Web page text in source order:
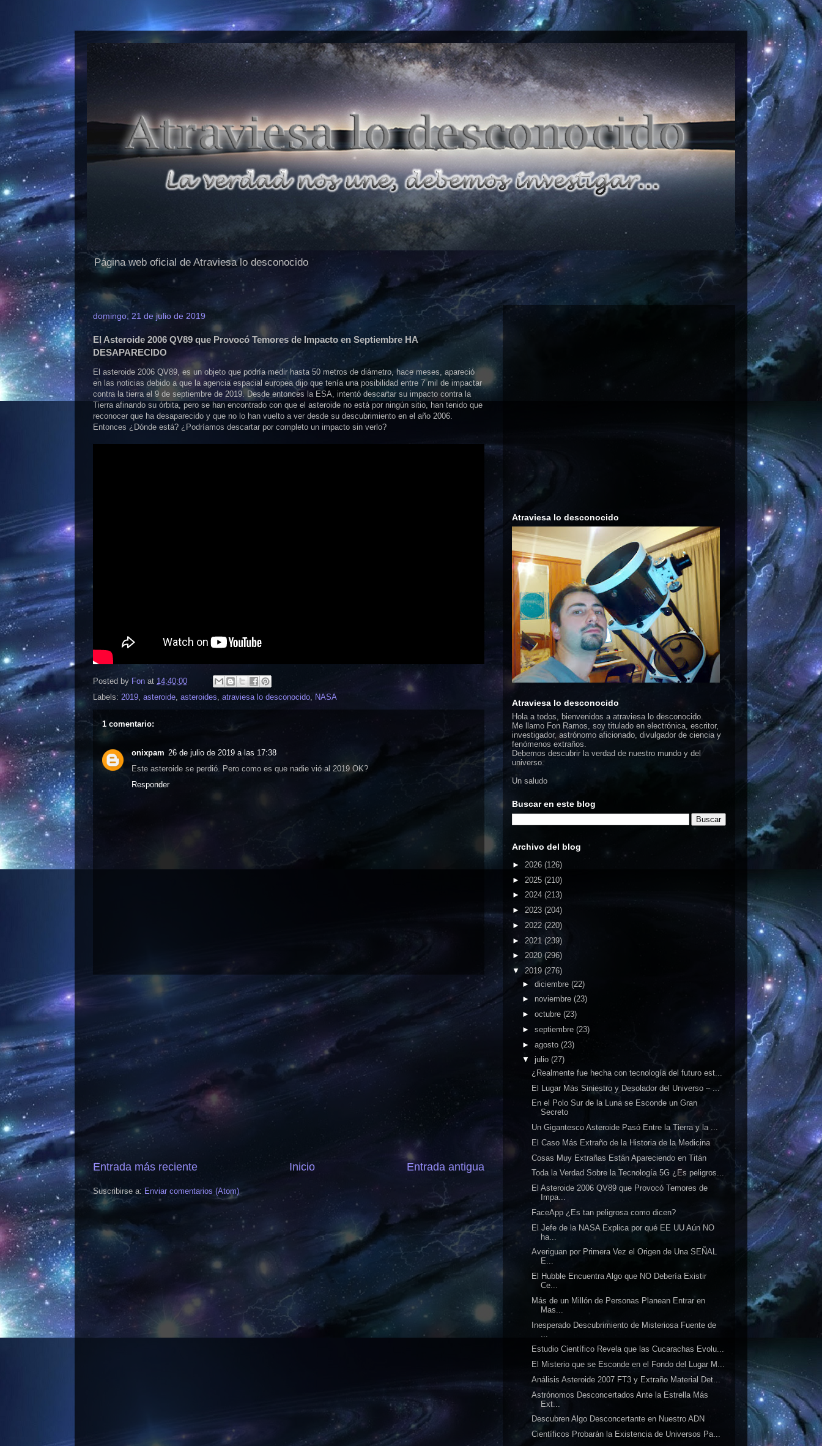
Página web oficial de Atraviesa lo desconocido
domingo, 21 de julio de 2019
El Asteroide 2006 QV89 que Provocó Temores de Impacto en Septiembre HA
DESAPARECIDO
El asteroide 2006 QV89, es un objeto que podría medir hasta 50 metros de diámetro, hace meses, apareció
en las noticias debido a que la agencia espacial europea dijo que tenía una posibilidad entre 7 mil de impactar
contra la tierra el 9 de septiembre de 2019. Desde entonces la ESA, intentó descartar su impacto contra la
Tierra afinando su órbita, pero se han encontrado con que el asteroide no está por ningún sitio, han tenido que
reconocer que ha desaparecido y que no lo han vuelto a ver desde su descubrimiento en el año 2006.
Entonces ¿Dónde está? ¿Podríamos descartar por completo un impacto sin verlo?
Posted by Fon at 14:40:00
Labels: 2019, asteroide, asteroides, atraviesa lo desconocido, NASA
1 comentario:
onixpam 26 de julio de 2019 a las 17:38
Este asteroide se perdió. Pero como es que nadie vió al 2019 OK?
Responder
Entrada más reciente Entrada antigua
Inicio
Suscribirse a: Enviar comentarios (Atom)
Atraviesa lo desconocido
Atraviesa lo desconocido
Hola a todos, bienvenidos a atraviesa lo desconocido.
Me llamo Fon Ramos, soy titulado en electrónica, escritor,
investigador, astrónomo aficionado, divulgador de ciencia y
fenómenos extraños.
Debemos descubrir la verdad de nuestro mundo y del
universo.
Un saludo
Buscar en este blog
Archivo del blog
► 2026 (126)
► 2025 (210)
► 2024 (213)
► 2023 (204)
► 2022 (220)
► 2021 (239)
► 2020 (296)
▼ 2019 (276)
► diciembre (22)
► noviembre (23)
► octubre (23)
► septiembre (23)
► agosto (23)
▼ julio (27)
¿Realmente fue hecha con tecnología del futuro est...
El Lugar Más Siniestro y Desolador del Universo – ...
En el Polo Sur de la Luna se Esconde un Gran
Secreto
Un Gigantesco Asteroide Pasó Entre la Tierra y la ...
El Caso Más Extraño de la Historia de la Medicina
Cosas Muy Extrañas Están Apareciendo en Titán
Toda la Verdad Sobre la Tecnología 5G ¿Es peligros...
El Asteroide 2006 QV89 que Provocó Temores de
Impa...
FaceApp ¿Es tan peligrosa como dicen?
El Jefe de la NASA Explica por qué EE UU Aún NO
ha...
Averiguan por Primera Vez el Origen de Una SEÑAL
E...
El Hubble Encuentra Algo que NO Debería Existir
Ce...
Más de un Millón de Personas Planean Entrar en
Mas...
Inesperado Descubrimiento de Misteriosa Fuente de
Estudio Científico Revela que las Cucarachas Evolu...
El Misterio que se Esconde en el Fondo del Lugar M...
Análisis Asteroide 2007 FT3 y Extraño Material Det...
Astrónomos Desconcertados Ante la Estrella Más
Ext...
Descubren Algo Desconcertante en Nuestro ADN
Científicos Probarán la Existencia de Universos Pa...